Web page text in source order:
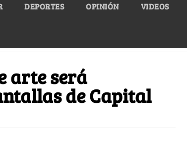
DEPORTES OPINIÓN VIDEOS
arte será
de Capital